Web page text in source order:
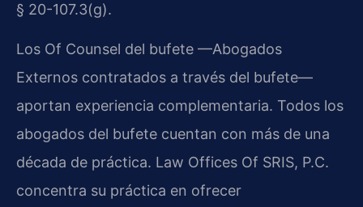
§ 20-107.3(g).
Los Of Counsel del bufete —Abogados
Externos contratados a través del bufete—
aportan experiencia complementaria. Todos los
abogados del bufete cuentan con más de una
década de práctica. Law Offices Of SRIS, P.C.
concentra su práctica en ofrecer